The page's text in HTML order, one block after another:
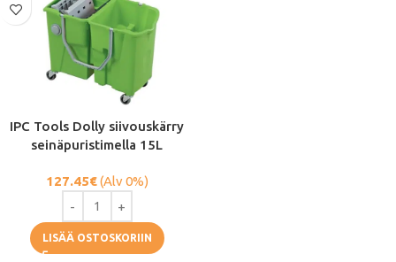
IPC Tools Dolly siivouskärry
seinäpuristimella 15L
127.45€(Alv 0%)
LISÄÄ OSTOSKORIIN